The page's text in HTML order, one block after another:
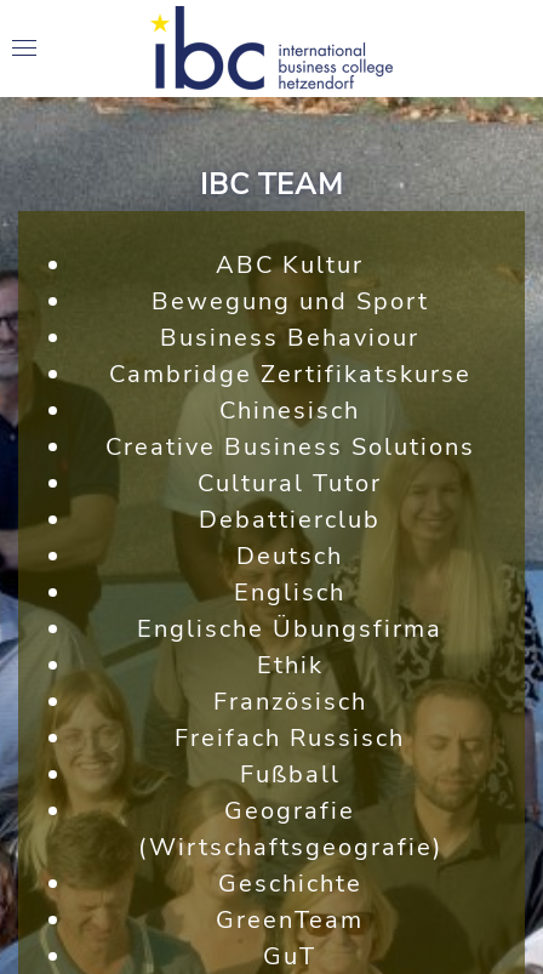
IBC TEAM
ABC Kultur
Bewegung und Sport
Business Behaviour
Cambridge Zertifikatskurse
Chinesisch
Creative Business Solutions
Cultural Tutor
Debattierclub
Deutsch
Englisch
Englische Übungsfirma
Ethik
Französisch
Freifach Russisch
Fußball
Geografie
(Wirtschaftsgeografie)
Geschichte
GreenTeam
GuT